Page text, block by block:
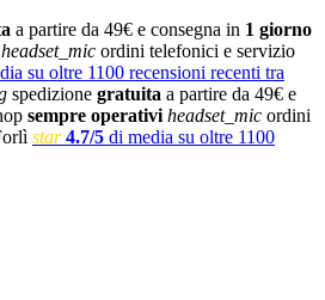
a partire da 49€ e consegna in 1 giorno
headset_mic ordini telefonici e servizio
su oltre 1100 recensioni recenti tra
spedizione gratuita a partire da 49€ e
sempre operativi headset_mic ordini
star 4.7/5 di media su oltre 1100